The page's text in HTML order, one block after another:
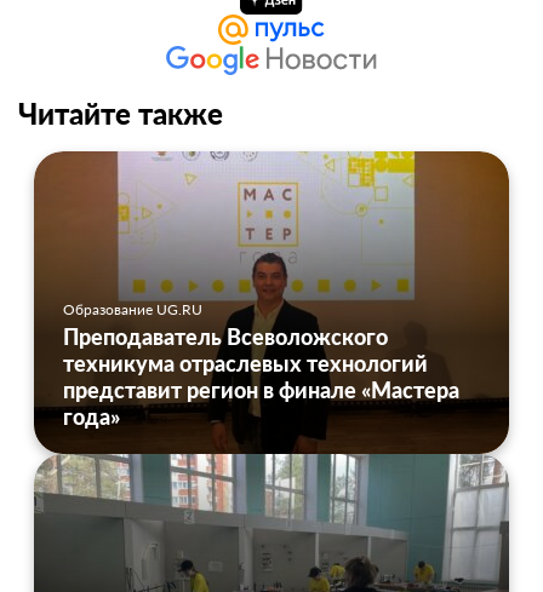
Читайте также
Образование UG.RU
Преподаватель Всеволожского
техникума отраслевых технологий
представит регион в финале «Мастера
года»